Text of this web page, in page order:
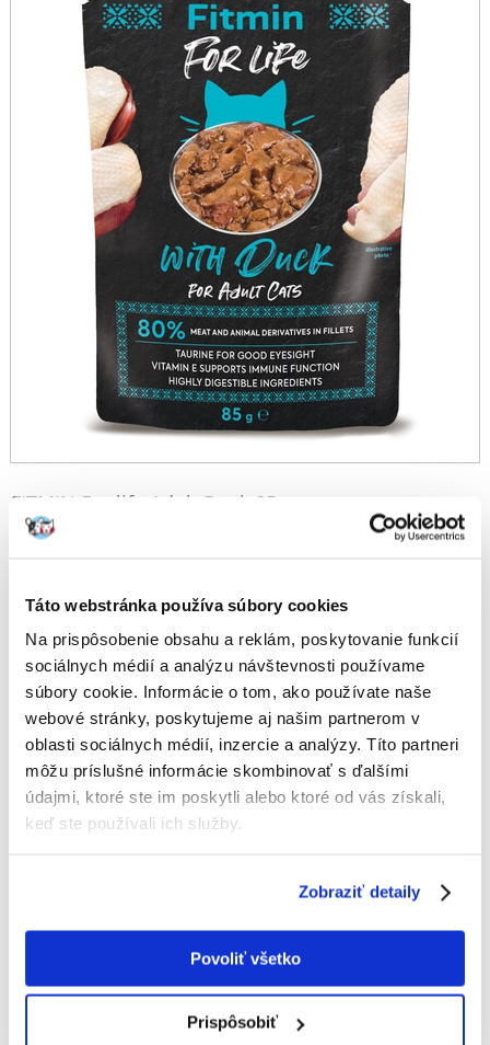
Táto webstránka používa súbory cookies
Na prispôsobenie obsahu a reklám, poskytovanie funkcií
sociálnych médií a analýzu návštevnosti používame
súbory cookie. Informácie o tom, ako používate naše
webové stránky, poskytujeme aj našim partnerom v
oblasti sociálnych médií, inzercie a analýzy. Títo partneri
môžu príslušné informácie skombinovať s ďalšími
údajmi, ktoré ste im poskytli alebo ktoré od vás získali,
keď ste používali ich služby.
Zobraziť detaily
Povoliť všetko
Prispôsobiť
FITMIN For life Adult Duck 85 g
Výrobca:
€1.05 (13.13 € / kg)
ODOSIELAME DO 48HODÍN
Fotky našich zákazníkovPozri ďalšie fotografie
Popis
Kompletná kapsička pre dospelé mačky.
Mäso a výrobky živočíšneho pôvodu (82 % vo filé, vrátane 8 % kačice),
rastlinného pôvodu (0,4 % inulínu), minerálne látky, cukry.
Vlhkosť 82 %, hrubý proteín 8,5 %, hrubé oleje a tuky 4,5 %, hrubý popol
2,0 %, hrubá vláknina 0,4 %.